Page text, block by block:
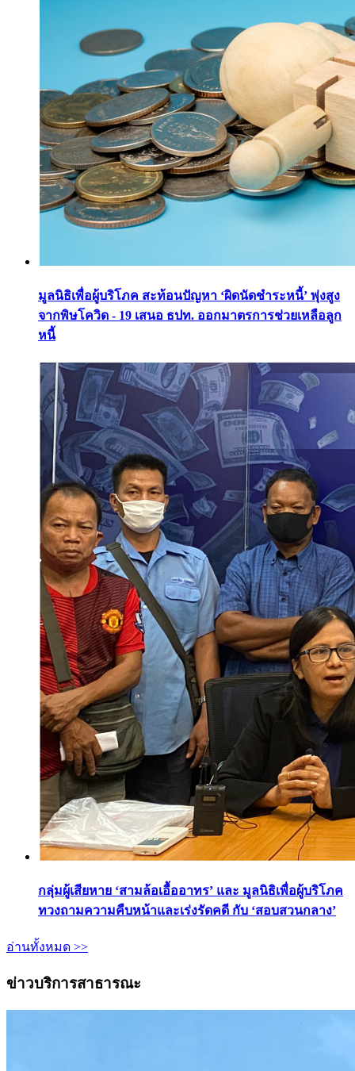
มูลนิธิเพื่อผู้บริโภค สะท้อนปัญหา ‘ผิดนัดชำระหนี้’ พุ่งสูง
จากพิษโควิด - 19 เสนอ ธปท. ออกมาตรการช่วยเหลือลูก
หนี้
กลุ่มผู้เสียหาย ‘สามล้อเอื้ออาทร’ และ มูลนิธิเพื่อผู้บริโภค
ทวงถามความคืบหน้าและเร่งรัดคดี กับ ‘สอบสวนกลาง’
อ่านทั้งหมด >>
ข่าวบริการสาธารณะ